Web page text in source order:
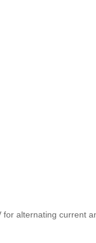
for alternating current